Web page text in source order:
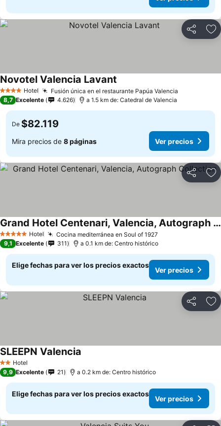
Compartir
4 EstrellasHotel Fusión única en el restaurante Papúa Valencia
Novotel Valencia Lavant
8,7 Excelente 4.626 a 1.5 km de: Catedral de Valencia
De $82.119
Mira precios de 8 páginas Ver precios
Compartir
5 Estrellas Hotel Cocina mediterránea en Soul of 1927
Grand Hotel Centenari, Valencia, Autograph Collection
9,1 Excelente 311 a 0.1 km de: Centro histórico
Elige fechas para ver los precios exactos
Ver precios
Compartir
2 Estrellas
Hotel
SLEEPN Valencia
9,9 Excelente 21 a 0.2 km de: Centro histórico
Elige fechas para ver los precios exactos
Ver precios